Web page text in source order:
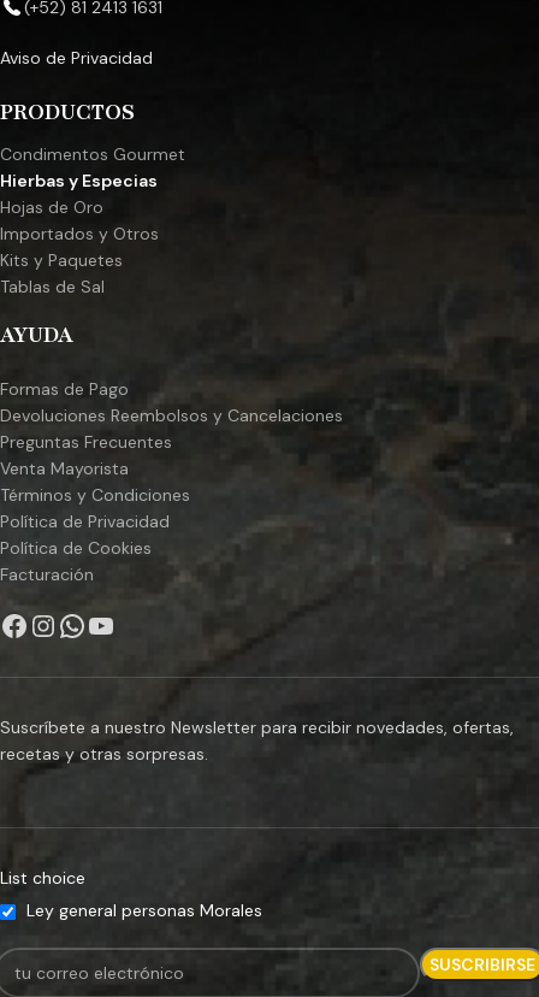
(+52) 81 2413 1631
Aviso de Privacidad
PRODUCTOS
Condimentos Gourmet
Hierbas y Especias
Hojas de Oro
Importados y Otros
Kits y Paquetes
Tablas de Sal
AYUDA
Formas de Pago
Devoluciones Reembolsos y Cancelaciones
Preguntas Frecuentes
Venta Mayorista
Términos y Condiciones
Política de Privacidad
Política de Cookies
Facturación
Suscríbete a nuestro Newsletter para recibir novedades, ofertas,
recetas y otras sorpresas.
List choice
Ley general personas Morales